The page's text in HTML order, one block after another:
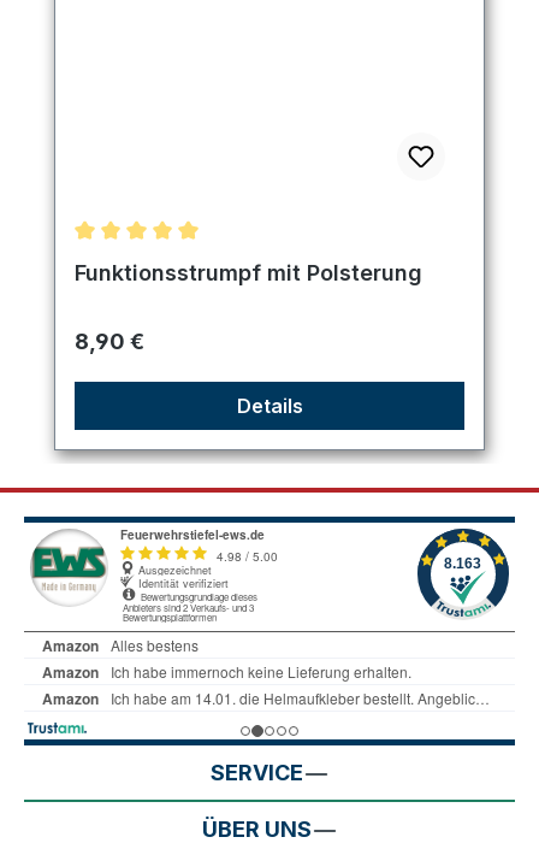
Durchschnittliche Bewertung von 5 von 5 Sternen
Funktionsstrumpf mit Polsterung
Regulärer Preis:
8,90 €
Details
SERVICE
ÜBER UNS